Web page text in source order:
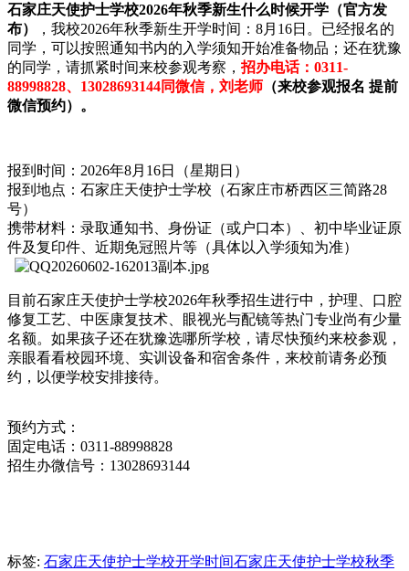
石家庄天使护士学校2026年秋季新生什么时候开学（官方发
布）
，我校2026年秋季新生开学时间：8月16日。已经报名的
同学，可以按照通知书内的入学须知开始准备物品；还在犹豫
的同学，请抓紧时间来校参观考察， 招办电话：0311-
88998828、13028693144同微信，刘老师 （来校参观报名 提前
微信预约）。
报到时间：2026年8月16日（星期日）
报到地点：石家庄天使护士学校（石家庄市桥西区三简路28
号）
携带材料：录取通知书、身份证（或户口本）、初中毕业证原
件及复印件、近期免冠照片等（具体以入学须知为准）
目前石家庄天使护士学校2026年秋季招生进行中，护理、口腔
修复工艺、中医康复技术、眼视光与配镜等热门专业尚有少量
名额。如果孩子还在犹豫选哪所学校，请尽快预约来校参观，
亲眼看看校园环境、实训设备和宿舍条件，来校前请务必预
约，以便学校安排接待。
预约方式：
固定电话：0311-88998828
招生办微信号：13028693144
标签: 石家庄天使护士学校开学时间石家庄天使护士学校秋季